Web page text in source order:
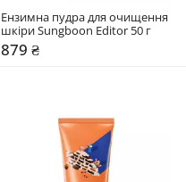
Ензимна пудра для очищення
шкіри Sungboon Editor 50 г
879 ₴